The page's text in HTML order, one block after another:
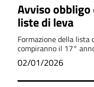
Avviso
liste di leva
Formazione della lista
compiranno il 17°
02/01/2026